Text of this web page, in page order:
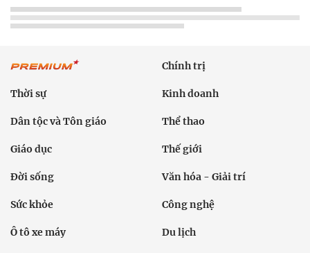
Chính trị
Thời sự Kinh doanh
Dân tộc và Tôn giáo Thể thao
Giáo dục Thế giới
Đời sống Văn hóa - Giải trí
Sức khỏe Công nghệ
Ô tô xe máy Du lịch